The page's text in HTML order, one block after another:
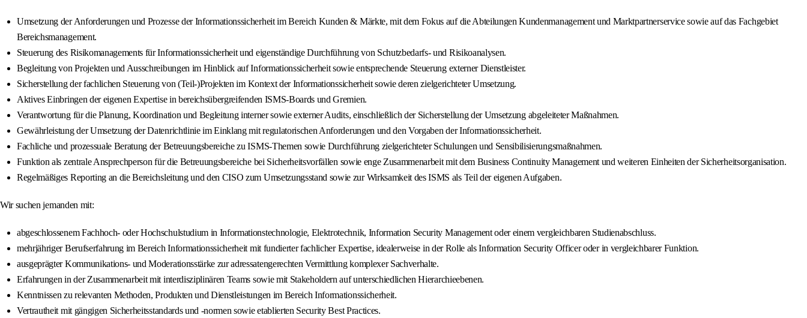
Umsetzung der Anforderungen und Prozesse der Informationssicherheit im Bereich Kunden & Märkte, mit dem Fokus auf die Abteilungen Kundenmanagement und Marktpartnerservice sowie auf das Fachgebiet
Bereichsmanagement.
Steuerung des Risikomanagements für Informationssicherheit und eigenständige Durchführung von Schutzbedarfs- und Risikoanalysen.
Begleitung von Projekten und Ausschreibungen im Hinblick auf Informationssicherheit sowie entsprechende Steuerung externer Dienstleister.
Sicherstellung der fachlichen Steuerung von (Teil-)Projekten im Kontext der Informationssicherheit sowie deren zielgerichteter Umsetzung.
Aktives Einbringen der eigenen Expertise in bereichsübergreifenden ISMS-Boards und Gremien.
Verantwortung für die Planung, Koordination und Begleitung interner sowie externer Audits, einschließlich der Sicherstellung der Umsetzung abgeleiteter Maßnahmen.
Gewährleistung der Umsetzung der Datenrichtlinie im Einklang mit regulatorischen Anforderungen und den Vorgaben der Informationssicherheit.
Fachliche und prozessuale Beratung der Betreuungsbereiche zu ISMS-Themen sowie Durchführung zielgerichteter Schulungen und Sensibilisierungsmaßnahmen.
Funktion als zentrale Ansprechperson für die Betreuungsbereiche bei Sicherheitsvorfällen sowie enge Zusammenarbeit mit dem Business Continuity Management und weiteren Einheiten der Sicherheitsorganisation.
Regelmäßiges Reporting an die Bereichsleitung und den CISO zum Umsetzungsstand sowie zur Wirksamkeit des ISMS als Teil der eigenen Aufgaben.
Wir suchen jemanden mit:
abgeschlossenem Fachhoch- oder Hochschulstudium in Informationstechnologie, Elektrotechnik, Information Security Management oder einem vergleichbaren Studienabschluss.
mehrjähriger Berufserfahrung im Bereich Informationssicherheit mit fundierter fachlicher Expertise, idealerweise in der Rolle als Information Security Officer oder in vergleichbarer Funktion.
ausgeprägter Kommunikations- und Moderationsstärke zur adressatengerechten Vermittlung komplexer Sachverhalte.
Erfahrungen in der Zusammenarbeit mit interdisziplinären Teams sowie mit Stakeholdern auf unterschiedlichen Hierarchieebenen.
Kenntnissen zu relevanten Methoden, Produkten und Dienstleistungen im Bereich Informationssicherheit.
Vertrautheit mit gängigen Sicherheitsstandards und -normen sowie etablierten Security Best Practices.